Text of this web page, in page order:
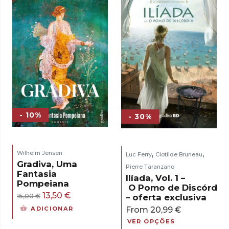
- 10%
Wilhelm Jensen
Gradiva, Uma
Fantasia
Pompeiana
15,00€ O
preço
13,50 €
preço
ADICIONAR
- 30%
Luc Ferry, Clotilde Bruneau,
Pierre Taranzano
Ilíada, Vol. 1 –
O Pomo de Discórdia
– oferta exclusiva
From 20,99 €
VER OPÇÕES